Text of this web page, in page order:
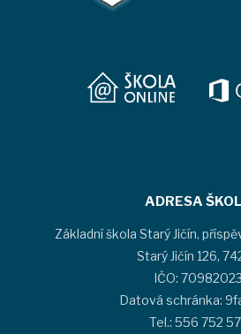
ADRESA
Základní škola Starý Jičín,
Starý Jičín 126,
IČO: 70982023
Datová schránka:
Tel.: 556 752